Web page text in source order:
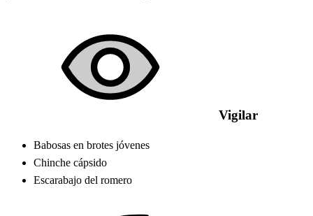
Vigilar
Babosas en brotes jóvenes
Chinche cápsido
Escarabajo del romero